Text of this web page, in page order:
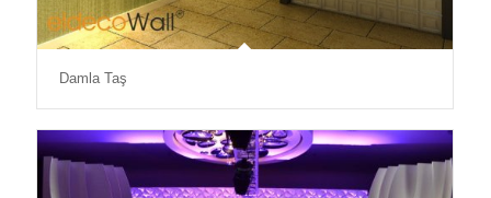
Damla Taş